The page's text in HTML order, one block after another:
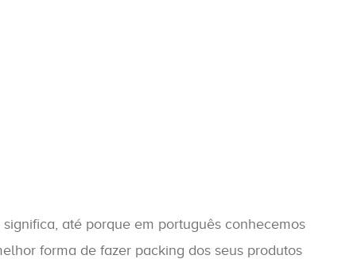
até porque em português conhecemos
forma de fazer packing dos seus produtos